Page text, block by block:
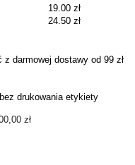
19.00 zł
24.50 zł
darmowej dostawy od 99 zł
drukowania etykiety
zł